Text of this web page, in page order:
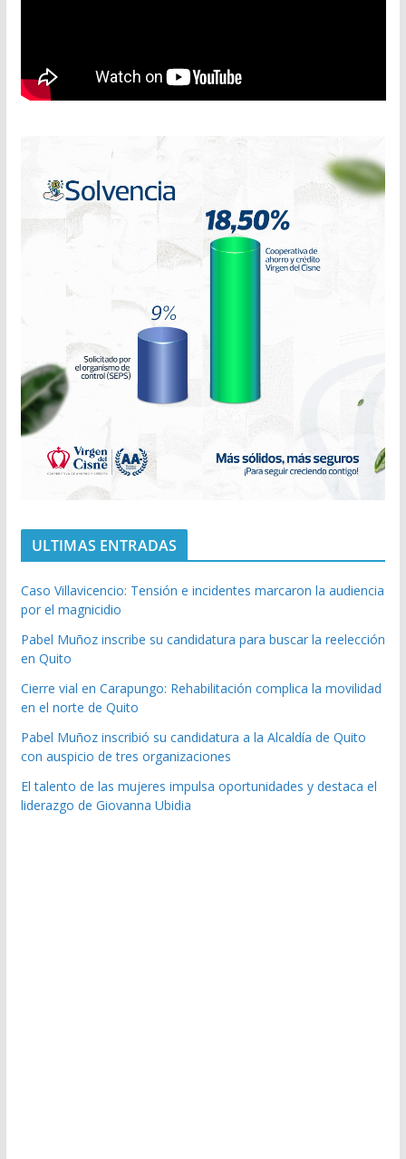
ULTIMAS ENTRADAS
Caso Villavicencio: Tensión e incidentes marcaron la audiencia
por el magnicidio
Pabel Muñoz inscribe su candidatura para buscar la reelección
en Quito
Cierre vial en Carapungo: Rehabilitación complica la movilidad
en el norte de Quito
Pabel Muñoz inscribió su candidatura a la Alcaldía de Quito
con auspicio de tres organizaciones
El talento de las mujeres impulsa oportunidades y destaca el
liderazgo de Giovanna Ubidia